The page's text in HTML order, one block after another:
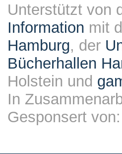
Unterstützt von
Information mit
Hamburg, der
Bücherhallen
Holstein und
In
Gesponsert von: